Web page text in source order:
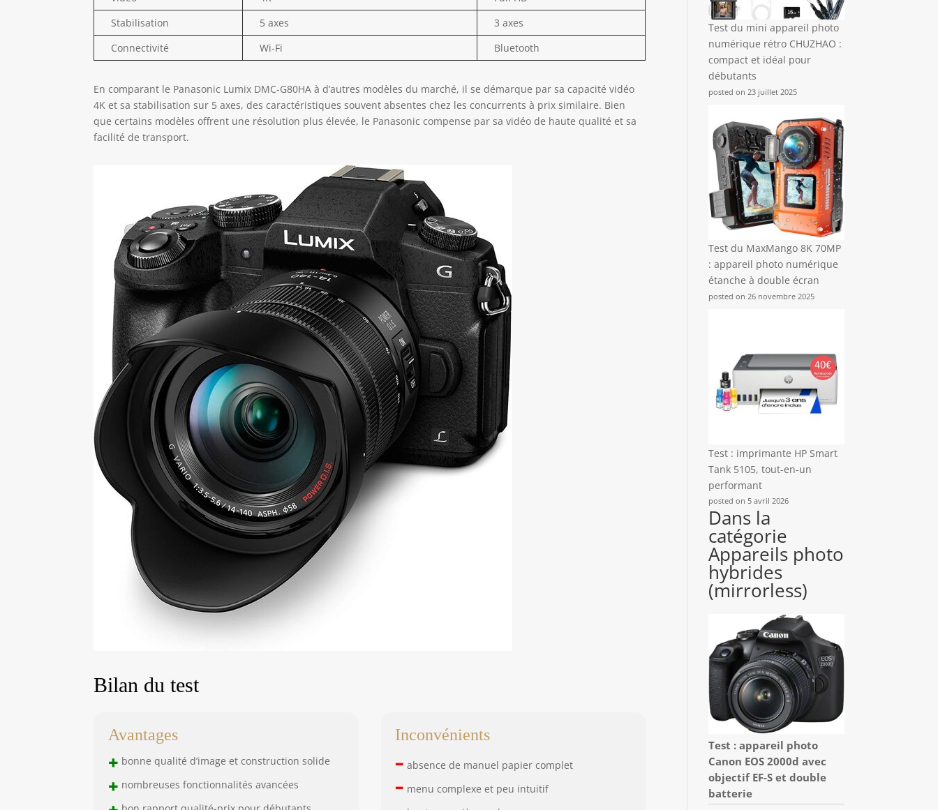
Stabilisation
5 axes
3 axes
Connectivité
Wi-Fi Bluetooth
En comparant le Panasonic Lumix DMC-G80HA à d’autres modèles du marché, il se démarque par sa capacité vidéo
4K et sa stabilisation sur 5 axes, des caractéristiques souvent absentes chez les concurrents à prix similaire. Bien
que certains modèles offrent une résolution plus élevée, le Panasonic compense par sa vidéo de haute qualité et sa
facilité de transport.
Bilan du test
Avantages
+ bonne qualité d’image et construction solide
+ nombreuses fonctionnalités avancées
Inconvénients
– absence de manuel papier complet
– menu complexe et peu intuitif
Test du mini appareil photo
numérique rétro CHUZHAO :
compact et idéal pour
débutants
posted on 23 juillet 2025
Test du MaxMango 8K 70MP
: appareil photo numérique
étanche à double écran
posted on 26 novembre 2025
Test : imprimante HP Smart
Tank 5105, tout-en-un
performant
posted on 5 avril 2026
Dans la
catégorie
Appareils photo
hybrides
(mirrorless)
Test : appareil photo
Canon EOS 2000d avec
objectif EF-S et double
batterie